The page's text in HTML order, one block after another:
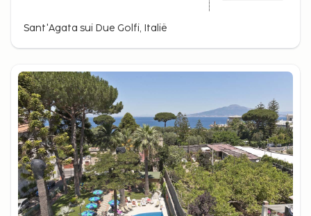
Sant'Agata sui Due Golfi, Italië